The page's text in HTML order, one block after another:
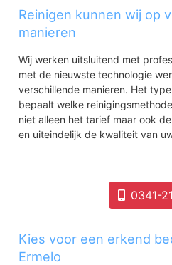
Reinigen kunnen wij op
manieren
Wij werken uitsluitend met
met de nieuwste technologie
verschillende manieren. Het
bepaalt welke
niet alleen het tarief maar ook
en uiteindelijk de kwaliteit van
0341-
Kies voor een erkend
Ermelo